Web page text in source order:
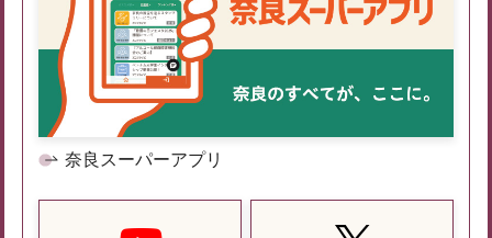
奈良スーパーアプリ